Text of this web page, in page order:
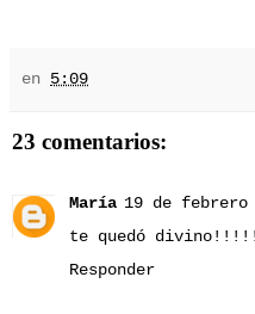
en 5:09
23 comentarios:
María 19 de
te quedó divino!!!!!
Responder